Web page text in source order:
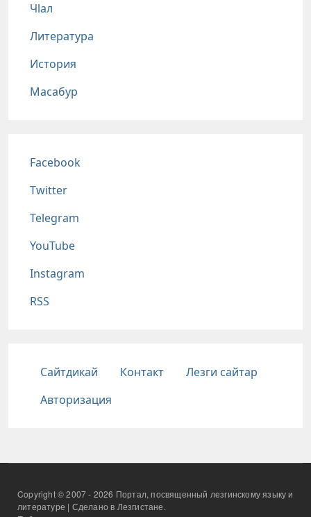
Чlал
Литература
История
Масабур
Соц сети
Facebook
Twitter
Telegram
YouTube
Instagram
RSS
Подвал
Сайтдикай Контакт
Лезги сайтар
Авторизация
Copyright © 2007 - 2026 Портал, посвященный лезгинскому языку и
литературе | Сделано в Лезгистане.